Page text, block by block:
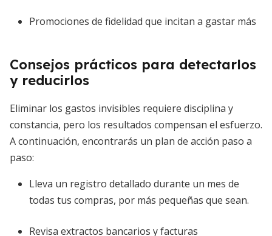
Promociones de fidelidad que incitan a gastar más
Consejos prácticos para detectarlos
y reducirlos
Eliminar los gastos invisibles requiere disciplina y
constancia, pero los resultados compensan el esfuerzo.
A continuación, encontrarás un plan de acción paso a
paso:
Lleva un registro detallado durante un mes de
todas tus compras, por más pequeñas que sean.
Revisa extractos bancarios y facturas